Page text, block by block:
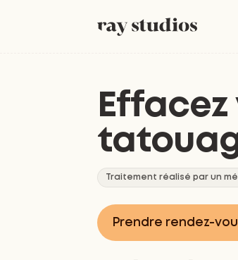
Traitement réalisé par un
Prendre rendez-